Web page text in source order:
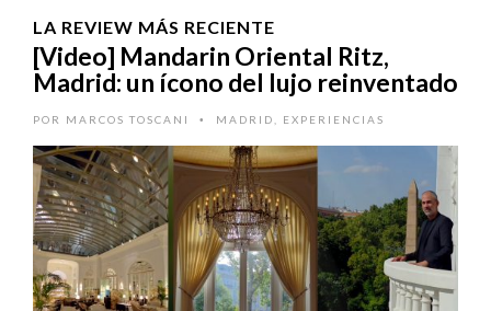
LA REVIEW MÁS RECIENTE
[Video] Mandarin Oriental Ritz,
Madrid: un ícono del lujo reinventado
POR MARCOS TOSCANI • MADRID EXPERIENCIAS